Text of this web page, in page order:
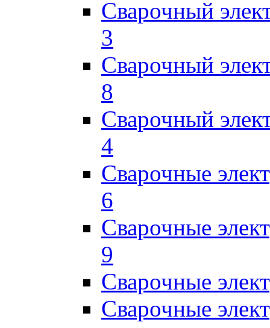
Сварочный
3
Сварочный
8
Сварочный
4
Сварочные
6
Сварочные
9
Сварочные
Сварочные